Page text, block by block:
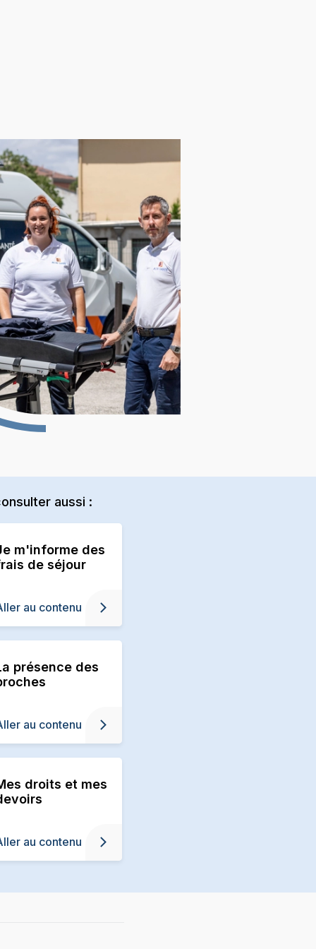
aussi :
m'informe des
de séjour
au contenu
présence des
au contenu
droits et mes
au contenu